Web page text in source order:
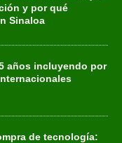
y por qué
Sinaloa
años incluyendo por
de tecnología: